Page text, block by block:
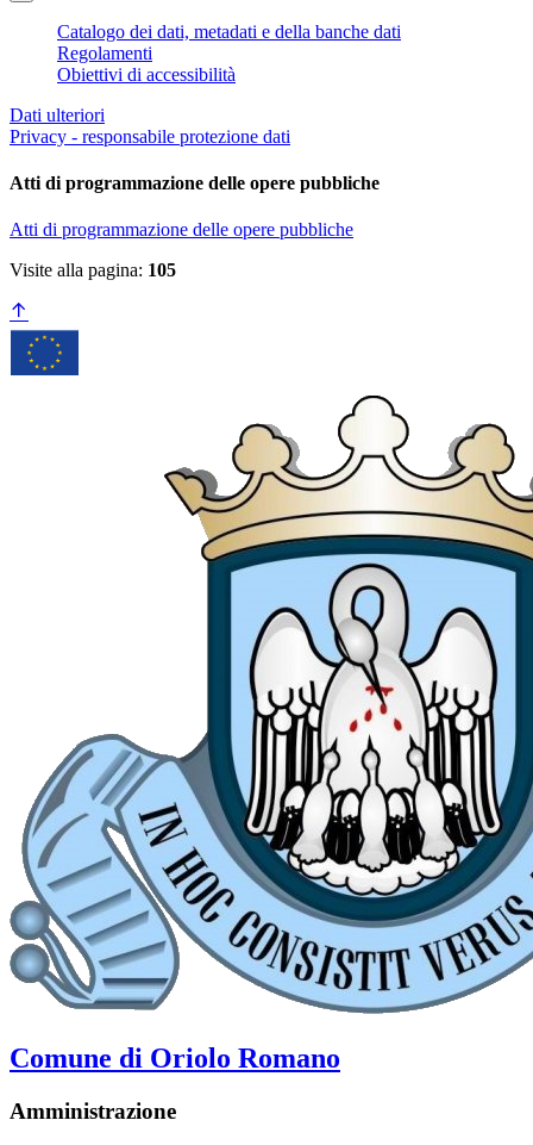
Catalogo dei dati, metadati e della banche dati
Regolamenti
Obiettivi di accessibilità
Dati ulteriori
Privacy - responsabile protezione dati
Atti di programmazione delle opere pubbliche
Atti di programmazione delle opere pubbliche
Visite alla pagina: 105
Comune di Oriolo Romano
Amministrazione